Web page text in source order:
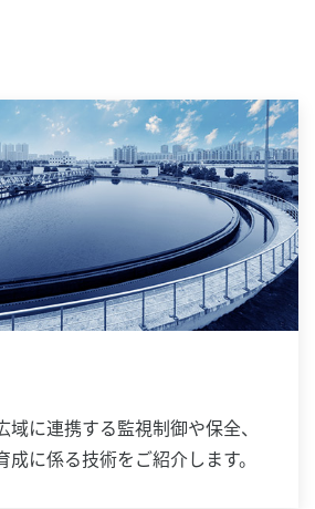
域に連携する監視制御や保全、
に係る技術をご紹介します。